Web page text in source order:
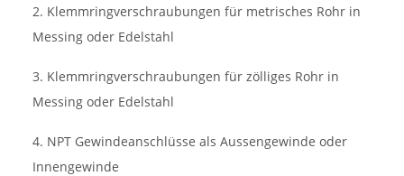
2. Klemmringverschraubungen für metrisches Rohr in
Messing oder Edelstahl
3. Klemmringverschraubungen für zölliges Rohr in
Messing oder Edelstahl
4. NPT Gewindeanschlüsse als Aussengewinde oder
Innengewinde